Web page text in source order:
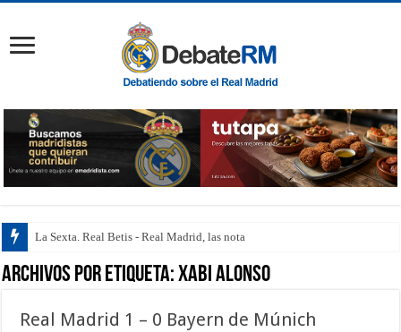
La Sexta. Real Betis - Real Madrid, las notas de
Archivos por etiqueta:Xabi Alonso
Real Madrid 1 – 0 Bayern de Múnich